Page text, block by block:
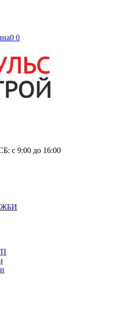
0 0
с 9:00 до 16:00
ЖБИ